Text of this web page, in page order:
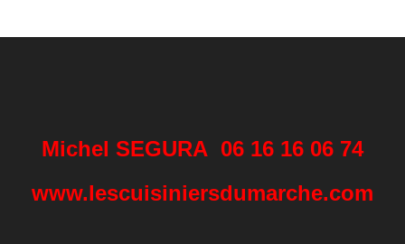
Michel SEGURA 06 16 16 06 74
www.lescuisiniersdumarche.com